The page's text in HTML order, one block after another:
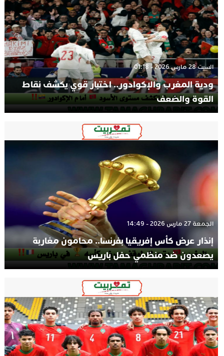
السبت 28 مارس 2026 - 01:18
ودية المغرب والإكوادور.. اختبار قوي يكشف نقاط
القوة والضعف
الجمعة 27 مارس 2026 - 14:49
إنذار عرض كأس إفريقيا بفرنسا.. محامون مغاربة
يصعدون ضد منظمي حفل باريس